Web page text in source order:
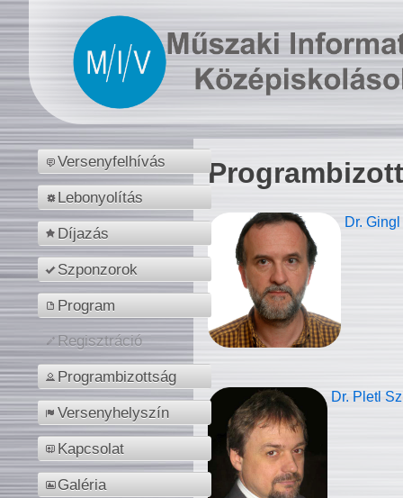
Versenyfelhívás
Lebonyolítás
Díjazás
Szponzorok
Program
Regisztráció
Programbizottság
Versenyhelyszín
Kapcsolat
Galéria
Dr.
Dr. Pletl